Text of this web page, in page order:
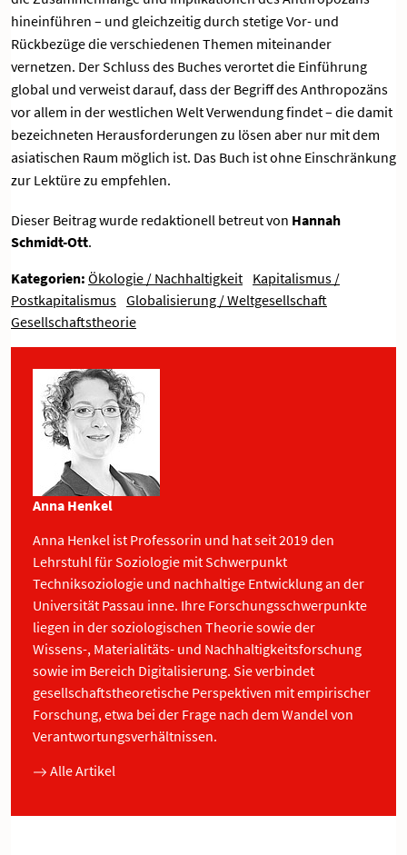
hineinführen – und gleichzeitig durch stetige Vor- und
Rückbezüge die verschiedenen Themen miteinander
vernetzen. Der Schluss des Buches verortet die Einführung
global und verweist darauf, dass der Begriff des Anthropozäns
vor allem in der westlichen Welt Verwendung findet – die damit
bezeichneten Herausforderungen zu lösen aber nur mit dem
asiatischen Raum möglich ist. Das Buch ist ohne Einschränkung
zur Lektüre zu empfehlen.
Dieser Beitrag wurde redaktionell betreut von Hannah
Schmidt-Ott.
Kategorien: Ökologie / Nachhaltigkeit Kapitalismus /
Postkapitalismus Globalisierung / Weltgesellschaft
Gesellschaftstheorie
Anna Henkel
Anna Henkel ist Professorin und hat seit 2019 den
Lehrstuhl für Soziologie mit Schwerpunkt
Techniksoziologie und nachhaltige Entwicklung an der
Universität Passau inne. Ihre Forschungsschwerpunkte
liegen in der soziologischen Theorie sowie der
Wissens-, Materialitäts- und Nachhaltigkeitsforschung
sowie im Bereich Digitalisierung. Sie verbindet
gesellschaftstheoretische Perspektiven mit empirischer
Forschung, etwa bei der Frage nach dem Wandel von
Verantwortungsverhältnissen.
Alle Artikel